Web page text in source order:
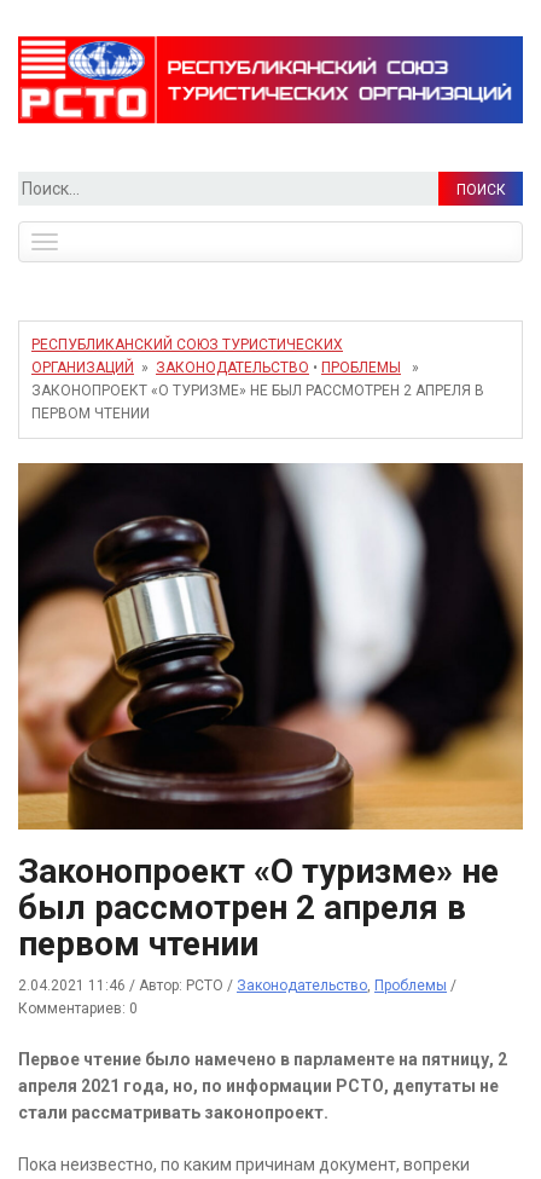
Найти:
navigation
РЕСПУБЛИКАНСКИЙ СОЮЗ ТУРИСТИЧЕСКИХ
ОРГАНИЗАЦИЙ
» ЗАКОНОДАТЕЛЬСТВО • ПРОБЛЕМЫ
»
ЗАКОНОПРОЕКТ «О ТУРИЗМЕ» НЕ БЫЛ РАССМОТРЕН 2 АПРЕЛЯ В
ПЕРВОМ ЧТЕНИИ
Законопроект «О туризме» не
был рассмотрен 2 апреля в
первом чтении
2.04.2021 11:46 / Автор: РСТО / Законодательство, Проблемы /
Комментариев: 0
Первое чтение было намечено в парламенте на пятницу, 2
апреля 2021 года, но, по информации РСТО, депутаты не
стали рассматривать законопроект.
Пока неизвестно, по каким причинам документ, вопреки